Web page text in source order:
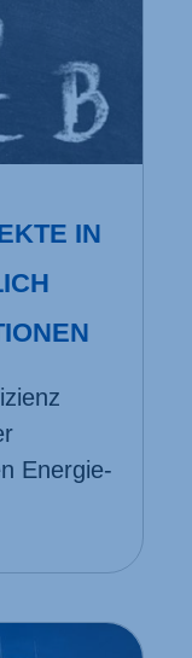
IN
Energie­